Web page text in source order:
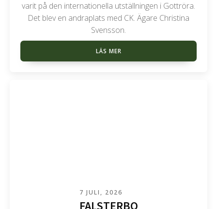
varit på den internationella utställningen i Gottröra.
Det blev en andraplats med CK. Ägare Christina
Svensson.
LÄS MER
7 JULI, 2026